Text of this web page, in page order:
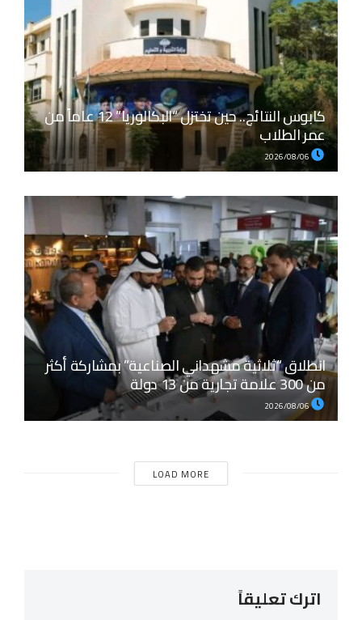
كابوس النتائج.. حين تختزل “البكالوريا” 12 عاماً من
عمر الطلاب
انطلاق “ثلاثية مشهداني الصناعية” بمشاركة أكثر
من 300 علامة تجارية من 13 دولة
2026/08/06
LOAD MORE
اترك تعليقاً